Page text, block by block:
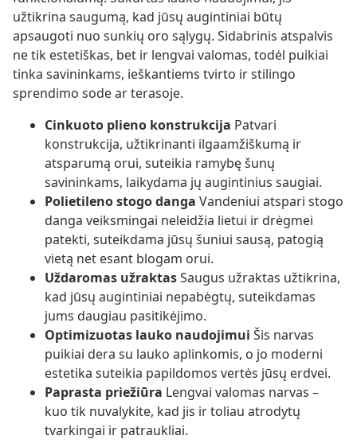
užtikrina saugumą, kad jūsų augintiniai būtų
apsaugoti nuo sunkių oro sąlygų. Sidabrinis atspalvis
ne tik estetiškas, bet ir lengvai valomas, todėl puikiai
tinka savininkams, ieškantiems tvirto ir stilingo
sprendimo sode ar terasoje.
Cinkuoto plieno konstrukcija Patvari
konstrukcija, užtikrinanti ilgaamžiškumą ir
atsparumą orui, suteikia ramybę šunų
savininkams, laikydama jų augintinius saugiai.
Polietileno stogo danga Vandeniui atspari stogo
danga veiksmingai neleidžia lietui ir drėgmei
patekti, suteikdama jūsų šuniui sausą, patogią
vietą net esant blogam orui.
Uždaromas užraktasSaugus užraktas užtikrina,
kad jūsų augintiniai nepabėgtų, suteikdamas
jums daugiau pasitikėjimo.
Optimizuotas lauko naudojimui Šis narvas
puikiai dera su lauko aplinkomis, o jo moderni
estetika suteikia papildomos vertės jūsų erdvei.
Paprasta priežiūra Lengvai valomas narvas –
kuo tik nuvalykite, kad jis ir toliau atrodytų
tvarkingai ir patraukliai.